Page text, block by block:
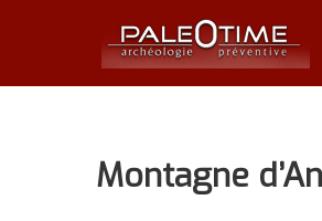
PALÉOTIME
Archéologie
Montagne